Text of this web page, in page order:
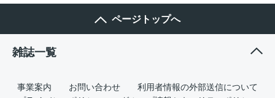
ページトップへ
雑誌一覧
事業案内 お問い合わせ
利用者情報の外部送信について